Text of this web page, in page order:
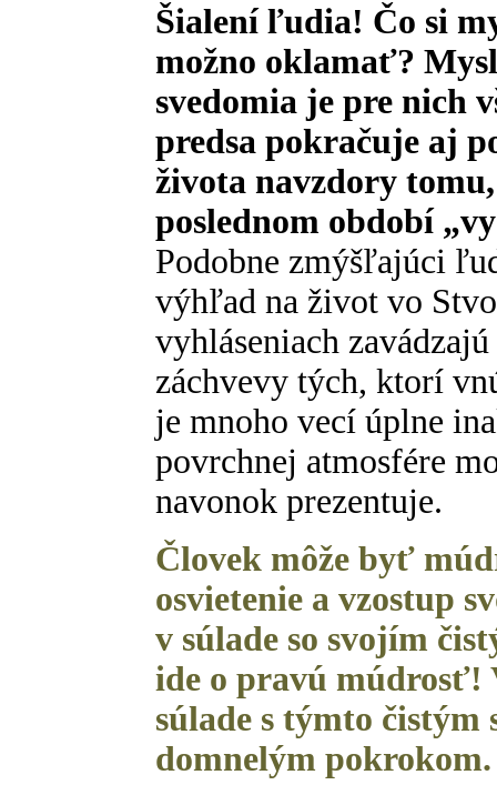
Šialení ľudia! Čo si
možno oklamať?
svedomia je pre nich
predsa pokračuje aj
života navzdory
poslednom období
Podobne zmýšľajúci
výhľad na život vo
vyhláseniach
záchvevy tých, ktorí
je mnoho vecí úplne
povrchnej atmosfére
navonok prezentuje.
Človek môže byť
osvietenie a vzostup
v súlade so svojím
ide o pravú múdrosť!
súlade s týmto čistým
domnelým pokrokom.